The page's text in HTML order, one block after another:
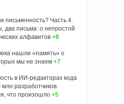
письменность? Часть 4.
два письма: о непростой
алфавитов +8
нашли «память» о
мы не знаем +7
в ИИ-редакторах кода
млн разработчиков.
что произошло +5